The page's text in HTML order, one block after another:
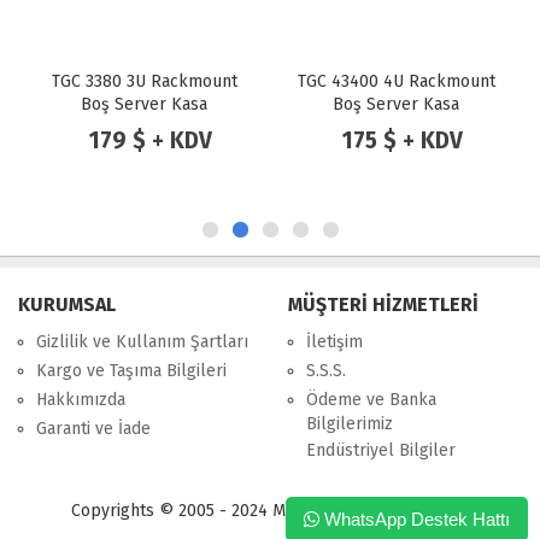
TGC 43400 4U Rackmount
Boş Server Kasa
175 $ + KDV
TGC 34650 3U Rackmount
Boş Server Kasa
189 $ + KDV
KURUMSAL
Gizlilik ve Kullanım Şartları
Kargo ve Taşıma Bilgileri
Hakkımızda
Garanti ve İade
MÜŞTERİ HİZMETLERİ
İletişim
S.S.S.
Ödeme ve Banka
Bilgilerimiz
Endüstriyel Bilgiler
Copyrights © 2005 - 2024 Merpa Bilgi İşlem Ltd. Şti.
WhatsApp Destek Hattı